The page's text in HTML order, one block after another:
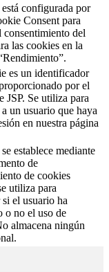
configurada por
Consent para
consentimiento del
las cookies en la
es un identificador
por el
JSP. Se utiliza para
un usuario que haya
en nuestra página
establece mediante
de
de cookies
utiliza para
si el usuario ha
o no el uso de
almacena ningún